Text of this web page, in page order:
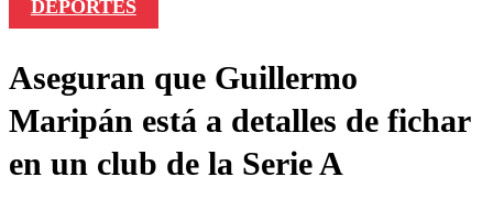
DEPORTES
Aseguran que Guillermo
Maripán está a detalles de fichar
en un club de la Serie A